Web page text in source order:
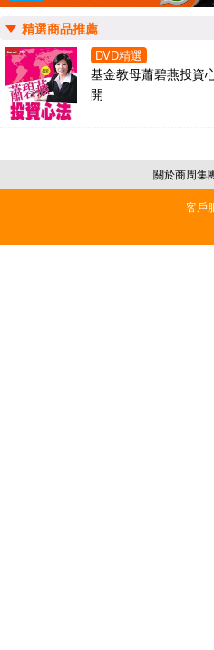
精選商品推薦
DVD精選
基金教母蕭碧燕投資
開
關於商周集
客戶